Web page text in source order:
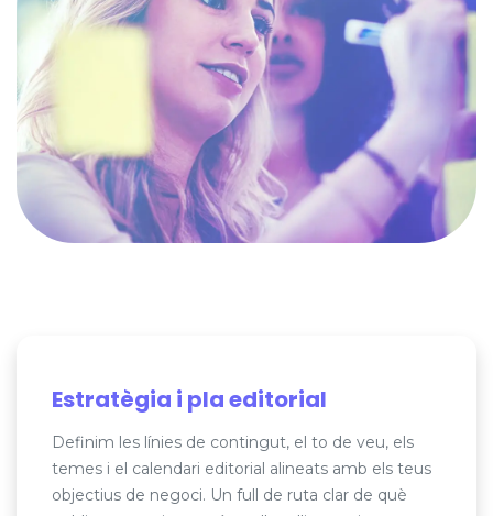
Estratègia i pla editorial
Definim les línies de contingut, el to de veu, els
temes i el calendari editorial alineats amb els teus
objectius de negoci. Un full de ruta clar de què